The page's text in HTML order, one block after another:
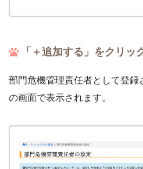
「＋追加する」をクリッ
部門危機管理責任者として登録
の画面で表示されます。